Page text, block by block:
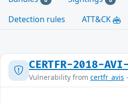
Detection rules
ATT&CK
CERTFR-2018-
Vulnerability from certfr_avis